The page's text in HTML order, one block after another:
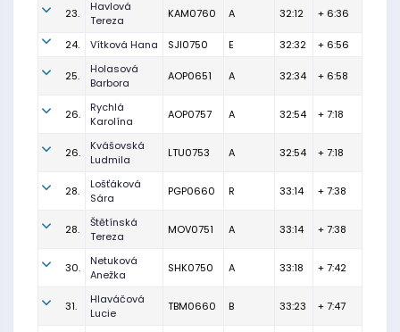
23.
Havlová
Tereza
KAM0760 A 32:12 + 6:36
24. Vítková Hana SJI0750 E 32:32 + 6:56
25.
Holasová
Barbora
AOP0651 A 32:34 + 6:58
26.
Rychlá
Karolína
AOP0757 A 32:54 + 7:18
26.
Kvášovská
Ludmila
LTU0753 A 32:54 + 7:18
28.
Lošťáková
Sára
PGP0660 R 33:14 + 7:38
28.
Štětínská
Tereza
MOV0751 A 33:14 + 7:38
30.
Netuková
Anežka
SHK0750 A 33:18 + 7:42
31.
Hlaváčová
Lucie
TBM0660 B 33:23 + 7:47